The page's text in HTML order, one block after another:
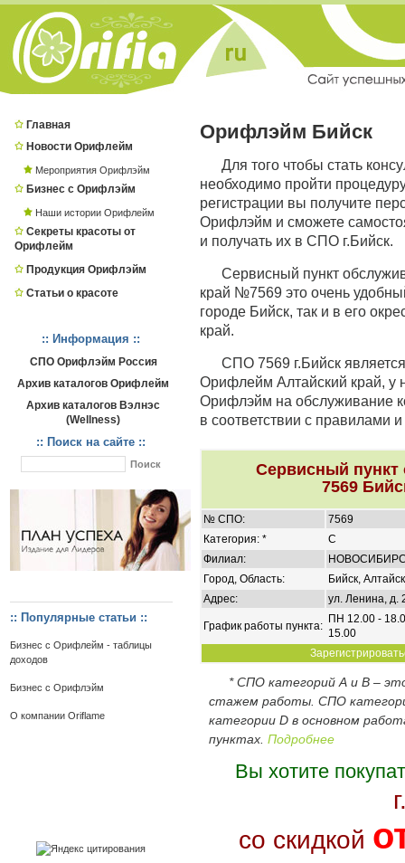
Главная
Новости Орифлейм
Мероприятия Орифлэйм
Бизнес с Орифлэйм
Наши истории Орифлейм
Секреты красоты от
Орифлейм
Продукция Орифлэйм
Статьи о красоте
:: Информация ::
СПО Орифлэйм Россия
Архив каталогов Орифлейм
Архив каталогов Вэлнэс
(Wellness)
:: Поиск на сайте ::
:: Популярные статьи ::
Бизнес с Орифлейм - таблицы
доходов
Бизнес с Орифлэйм
О компании Oriflame
Орифлэйм Бийск
Для того чтобы стать
необходимо пройти
регистрации вы получите
Орифлэйм и сможете
и получать их в СПО г.Бийск.
Сервисный пункт
край №7569 это очень
городе Бийск, так и в его
край.
СПО 7569 г.Бийск
Орифлейм Алтайский край, у
Орифлэйм на обслуживание
в соответствии с правилами
Сервисный
7569
№ СПО:
7569
Категория: *
C
Филиал:
Город, Область:
Бийск,
Адрес:
ул. Ленина, д.
График работы пункта:
ПН 12.00 -
15.00
* СПО категорий А и В –
стажем работы. СПО
категории D в основном
пунктах. Подробнее
Вы хотите
со скидкой